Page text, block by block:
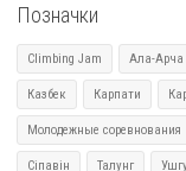
Позначки
Climbing Jam Ала-Арча
Казбек Карпати
Молодежные соревнования
Сіпавін Талунг